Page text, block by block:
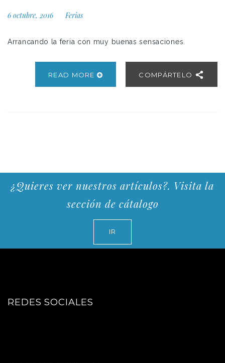
6 octubre, 2016 Ferias
Arrancando la feria con muy buenas sensaciones.
READ MORE COMPÁRTELO
¿Quieres ver nuestros artículos?. Visita la
sección de cátalogo
IR
REDES SOCIALES